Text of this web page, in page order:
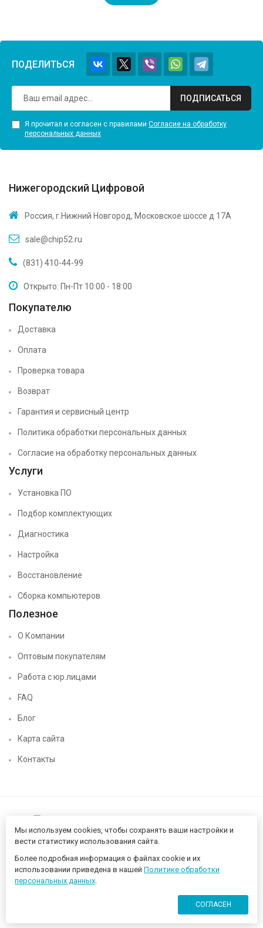
ПОДЕЛИТЬСЯ
ПОДПИСАТЬСЯ
Я прочитал и согласен с правилами Согласие на обработку
персональных данных
Нижегородский Цифровой
Россия, г.Нижний Новгород, Московское шоссе д 17А
sale@chip52.ru
(831) 410-44-99
Открыто: Пн-Пт 10:00 - 18:00
Покупателю
Доставка
Оплата
Проверка товара
Возврат
Гарантия и сервисный центр
Политика обработки персональных данных
Согласие на обработку персональных данных
Услуги
Установка ПО
Подбор комплектующих
Диагностика
Настройка
Восстановление
Сборка компьютеров
Полезное
О Компании
Оптовым покупателям
Работа с юр.лицами
FAQ
Блог
Карта сайта
Контакты
Нижегородский цифровой CHIP52 - компьютерный магазин ©
2026 Разработано в
Мы используем cookies, чтобы сохранять ваши настройки и
вести статистику использования сайта.
Более подробная информация о файлах cookie и их
использовании приведена в нашей Политике обработки
персональных данных.
СОГЛАСЕН